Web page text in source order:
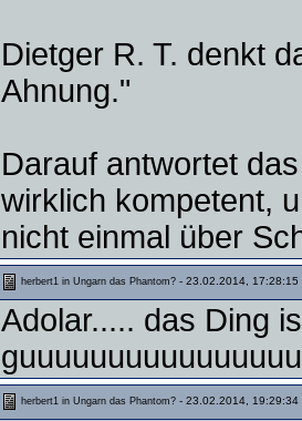
Dietger R. T. denkt
Ahnung."
Darauf antwortet
wirklich kompetent,
nicht einmal über
herbert1 in Ungarn das Phantom? - 23.02.2014, 17:28:15
Adolar..... das Ding
herbert1 in Ungarn das Phantom? - 23.02.2014, 19:29:34